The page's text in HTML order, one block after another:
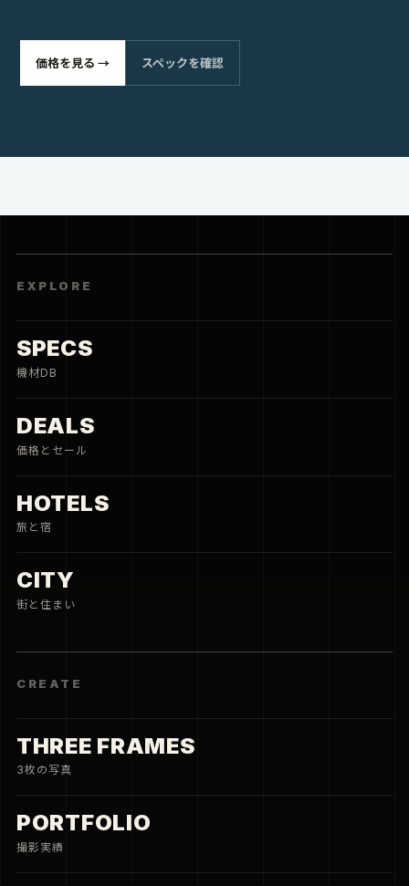
価格を見る → スペックを確認
EXPLORE
SPECS
機材DB
DEALS
価格とセール
HOTELS
旅と宿
CITY
街と住まい
CREATE
THREE FRAMES
3枚の写真
PORTFOLIO
撮影実績